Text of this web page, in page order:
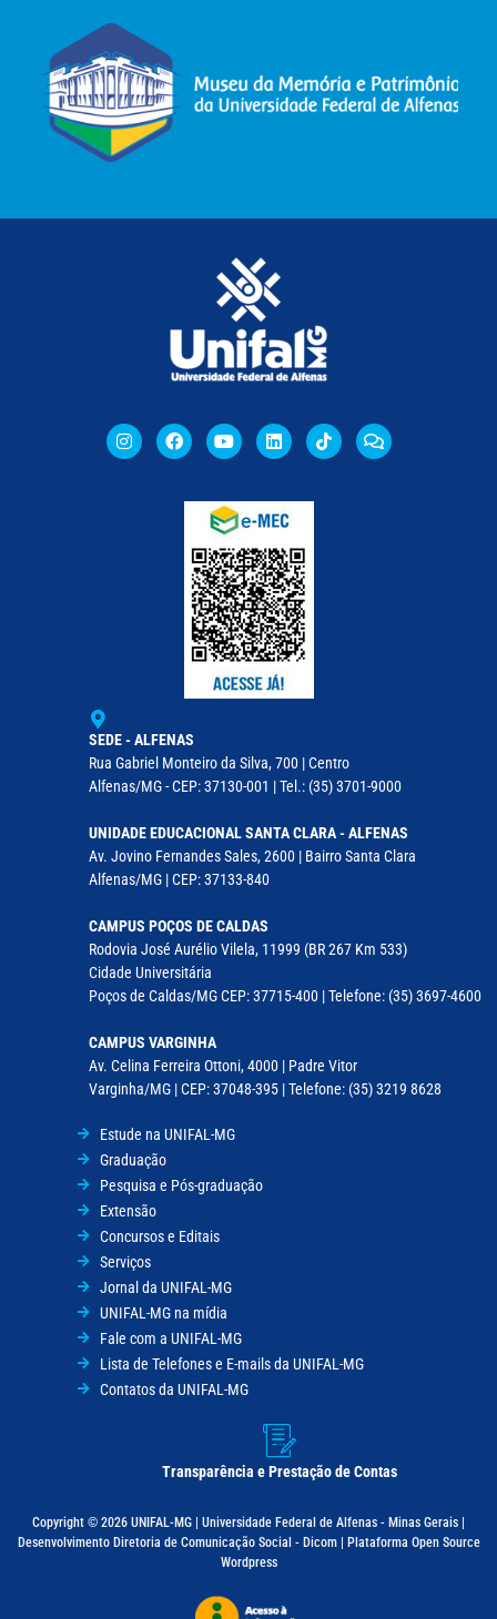
SEDE - ALFENAS
Rua Gabriel Monteiro da Silva, 700 | Centro
Alfenas/MG - CEP: 37130-001 | Tel.: (35) 3701-9000
UNIDADE EDUCACIONAL SANTA CLARA - ALFENAS
Av. Jovino Fernandes Sales, 2600 | Bairro Santa Clara
Alfenas/MG | CEP: 37133-840
CAMPUS POÇOS DE CALDAS
Rodovia José Aurélio Vilela, 11999 (BR 267 Km 533)
Cidade Universitária
Poços de Caldas/MG CEP: 37715-400 | Telefone: (35) 3697-4600
CAMPUS VARGINHA
Av. Celina Ferreira Ottoni, 4000 | Padre Vitor
Varginha/MG | CEP: 37048-395 | Telefone: (35) 3219 8628
Estude na UNIFAL-MG
Graduação
Pesquisa e Pós-graduação
Extensão
Concursos e Editais
Serviços
Jornal da UNIFAL-MG
UNIFAL-MG na mídia
Fale com a UNIFAL-MG
Lista de Telefones e E-mails da UNIFAL-MG
Contatos da UNIFAL-MG
Transparência e Prestação de Contas
Copyright © 2026 UNIFAL-MG | Universidade Federal de Alfenas - Minas Gerais |
Desenvolvimento Diretoria de Comunicação Social - Dicom | Plataforma Open Source
Wordpress